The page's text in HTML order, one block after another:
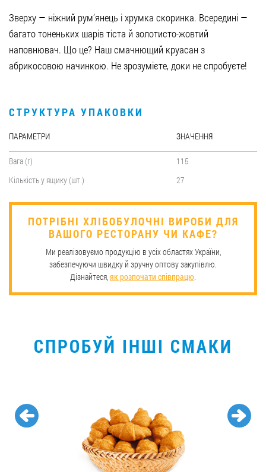
Зверху — ніжний рум’янець і хрумка скоринка. Всередині —
багато тоненьких шарів тіста й золотисто-жовтий
наповнювач. Що це? Наш смачнющий круасан з
абрикосовою начинкою. Не зрозумієте, доки не спробуєте!
СТРУКТУРА УПАКОВКИ
ПАРАМЕТРИ ЗНАЧЕННЯ
Вага (г)
115
Кількість у ящику (шт.)
27
​ПОТРІБНІ ХЛІБОБУЛОЧНІ ВИРОБИ ДЛЯ
ВАШОГО РЕСТОРАНУ ЧИ КАФЕ?
Ми реалізовуємо продукцію в усіх областях України,
забезпечуючи швидку й зручну оптову закупівлю.
Дізнайтеся, як розпочати співпрацю.
СПРОБУЙ ІНШІ СМАКИ